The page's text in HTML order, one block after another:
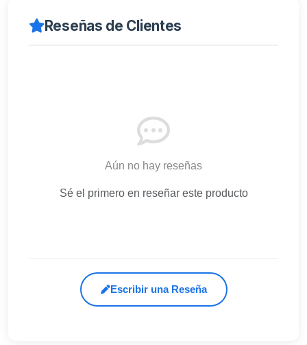
Reseñas de Clientes
Aún no hay reseñas
Sé el primero en reseñar este producto
Escribir una Reseña